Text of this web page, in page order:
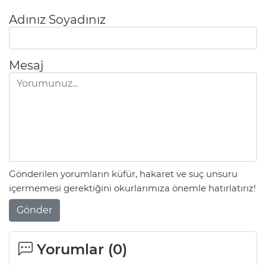
Adınız Soyadınız
Mesaj
Gönderilen yorumların küfür, hakaret ve suç unsuru
içermemesi gerektiğini okurlarımıza önemle hatırlatırız!
Gönder
Yorumlar (0)